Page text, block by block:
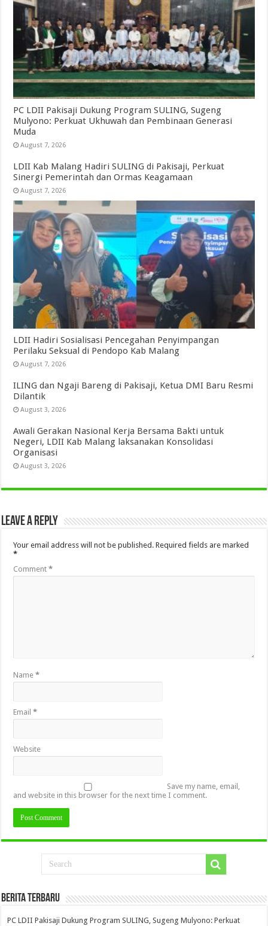
PC LDII Pakisaji Dukung Program SULING, Sugeng
Mulyono: Perkuat Ukhuwah dan Pembinaan Generasi
Muda
August 7, 2026
LDII Kab Malang Hadiri SULING di Pakisaji, Perkuat
Sinergi Pemerintah dan Ormas Keagamaan
August 7, 2026
LDII Hadiri Sosialisasi Pencegahan Penyimpangan
Perilaku Seksual di Pendopo Kab Malang
August 7, 2026
ILING dan Ngaji Bareng di Pakisaji, Ketua DMI Baru Resmi
Dilantik
August 3, 2026
Awali Gerakan Nasional Kerja Bersama Bakti untuk
Negeri, LDII Kab Malang laksanakan Konsolidasi
Organisasi
August 3, 2026
Leave a Reply
Your email address will not be published. Required fields are marked
*
Comment*
Name*
Email*
Website
Save my name, email,
and website in this browser for the next time I comment.
Berita Terbaru
PC LDII Pakisaji Dukung Program SULING, Sugeng Mulyono: Perkuat